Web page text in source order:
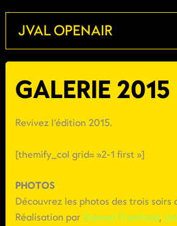
contenu
JVAL OPENAIR
GALERIE 2015
Revivez l’édition 2015.
[themify_col grid= »2-1 first »]
PHOTOS
Découvrez les photos des trois soirs
Réalisation par Samuel Fromhold,